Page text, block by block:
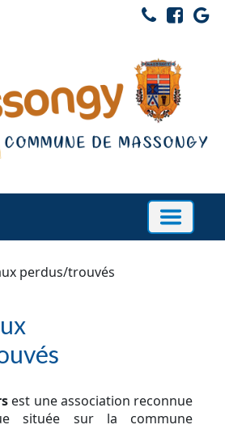
perdus/trouvés
est une association reconnue
située sur la commune